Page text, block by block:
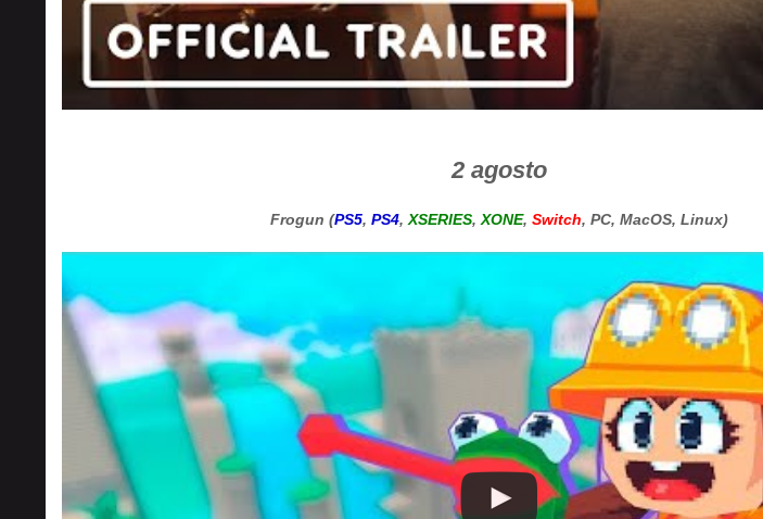
2 agosto
Frogun (PS5, PS4,XSERIES,XONE, Switch, PC, MacOS, Linux)